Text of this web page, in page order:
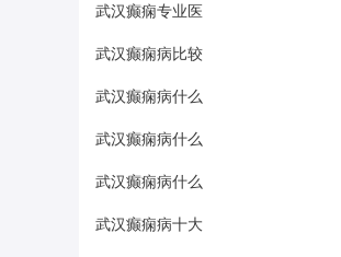
武汉癫痫专业医
武汉癫痫病比较
武汉癫痫病什么
武汉癫痫病什么
武汉癫痫病什么
武汉癫痫病十大